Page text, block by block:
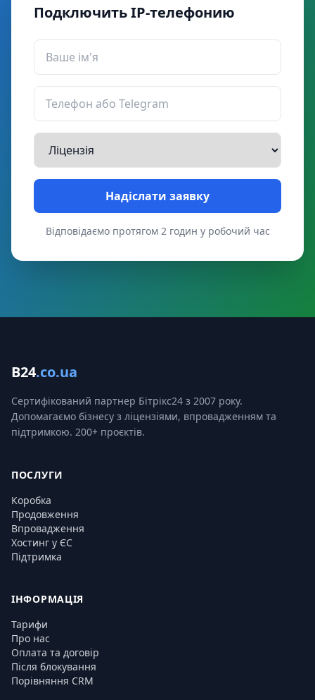
Подключить IP-телефонию
Надіслати заявку
Відповідаємо протягом 2 годин у робочий час
B24.co.ua
Сертифікований партнер Бітрікс24 з 2007 року.
Допомагаємо бізнесу з ліцензіями, впровадженням та
підтримкою. 200+ проєктів.
ПОСЛУГИ
Коробка
Продовження
Впровадження
Хостинг у ЄС
Підтримка
ІНФОРМАЦІЯ
Тарифи
Про нас
Оплата та договір
Після блокування
Порівняння CRM